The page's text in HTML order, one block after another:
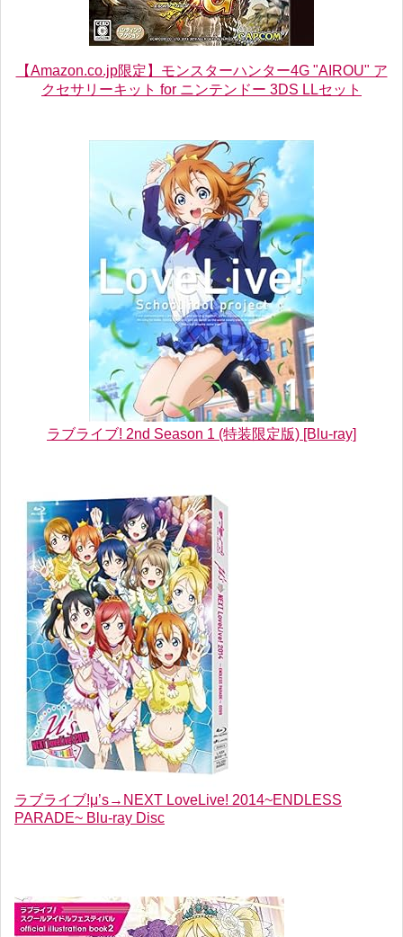
【Amazon.co.jp限定】モンスターハンター4G "AIROU" ア
クセサリーキット for ニンテンドー 3DS LLセット
ラブライブ! 2nd Season 1 (特装限定版) [Blu-ray]
ラブライブ!μ’s→NEXT LoveLive! 2014~ENDLESS
PARADE~ Blu-ray Disc